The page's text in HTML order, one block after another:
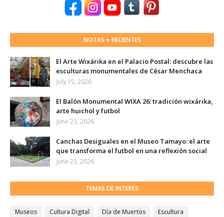
NOTAS + RECIENTES
El Arte Wixárika en el Palacio Postal: descubre las
esculturas monumentales de César Menchaca
July 15, 2026
El Balón Monumental WIXA 26: tradición wixárika,
arte huichol y futbol
June 23, 2026
Canchas Desiguales en el Museo Tamayo: el arte
que transforma el futbol en una reflexión social
June 23, 2026
TEMAS DE INTERÉS
Museos Cultura Digital Día de Muertos
Escultura